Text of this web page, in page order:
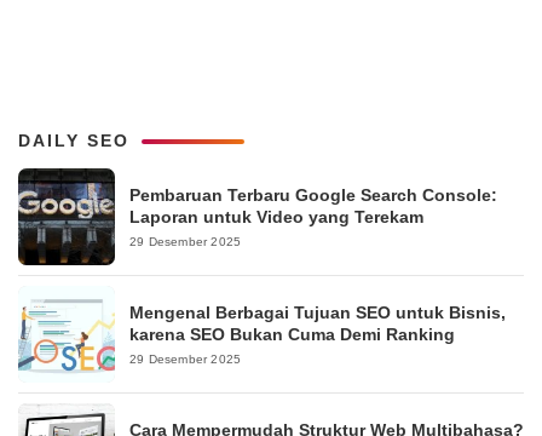
DAILY SEO
Pembaruan Terbaru Google Search Console:
Laporan untuk Video yang Terekam
29 Desember 2025
Mengenal Berbagai Tujuan SEO untuk Bisnis,
karena SEO Bukan Cuma Demi Ranking
29 Desember 2025
Cara Mempermudah Struktur Web Multibahasa?